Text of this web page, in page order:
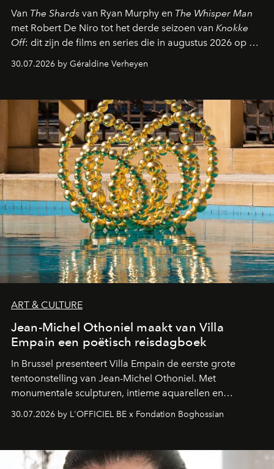
Van The Shards van Ryan Murphy en The Whisper Man
met Robert De Niro tot het derde seizoen van Knokke
Off: dit zijn de films en series die in augustus 2026 op de
streamingplatformen verschijnen.
30.07.2026 by Géraldine Verheyen
ART & CULTURE
Jean-Michel Othoniel maakt van Villa
Empain een poëtisch reisdagboek
In Brussel presenteert Villa Empain de eerste grote
tentoonstelling van Jean-Michel Othoniel. Met
monumentale sculpturen, intieme aquarellen en
fonkelend Murano-glas creëert de Franse kunstenaar
een emotionele reis waarin elk werk de herinnering
moment van verwondering.
30.07.2026 by L'OFFICIEL BE x Fondation Boghossian